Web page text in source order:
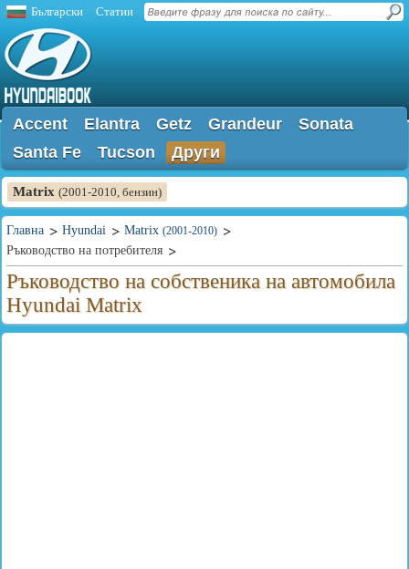
Български Статии
Accent Elantra Getz Grandeur
Sonata
Santa Fe
Tucson Други
Matrix (2001-2010, бензин)
Главна Hyundai Matrix (2001-2010)
Ръководство на потребителя
Ръководство на собственика на автомобила
Hyundai Matrix